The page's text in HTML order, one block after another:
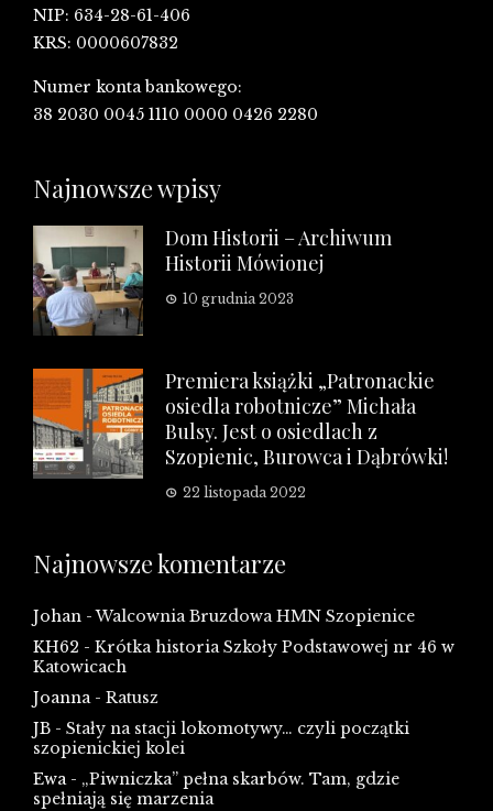
NIP: 634-28-61-406
KRS: 0000607832
Numer konta bankowego:
38 2030 0045 1110 0000 0426 2280
Najnowsze wpisy
Dom Historii – Archiwum
Historii Mówionej
10 grudnia 2023
Premiera książki „Patronackie
osiedla robotnicze” Michała
Bulsy. Jest o osiedlach z
Szopienic, Burowca i Dąbrówki!
22 listopada 2022
Najnowsze komentarze
Johan -Walcownia Bruzdowa HMN Szopienice
KH62 - Krótka historia Szkoły Podstawowej nr 46 w
Katowicach
Joanna- Ratusz
JB - Stały na stacji lokomotywy… czyli początki
szopienickiej kolei
Ewa- „Piwniczka” pełna skarbów. Tam, gdzie
spełniają się marzenia